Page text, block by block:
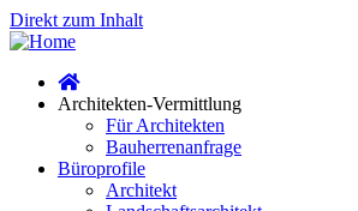
Direkt zum Inhalt
Architekten-Vermittlung
Für Architekten
Bauherrenanfrage
Büroprofile
Architekt